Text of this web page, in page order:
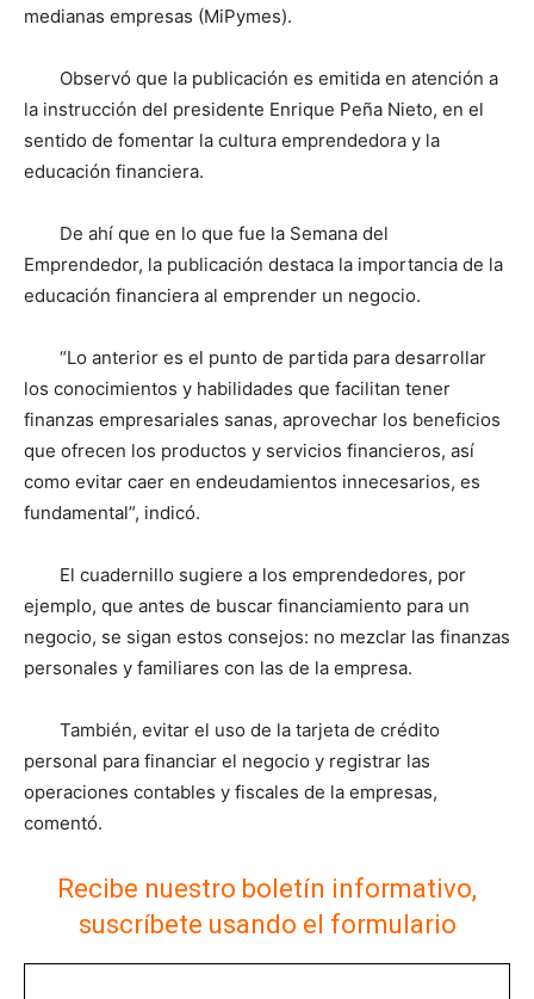
medianas empresas (MiPymes).
Observó que la publicación es emitida en atención a
la instrucción del presidente Enrique Peña Nieto, en el
sentido de fomentar la cultura emprendedora y la
educación financiera.
De ahí que en lo que fue la Semana del
Emprendedor, la publicación destaca la importancia de la
educación financiera al emprender un negocio.
“Lo anterior es el punto de partida para desarrollar
los conocimientos y habilidades que facilitan tener
finanzas empresariales sanas, aprovechar los beneficios
que ofrecen los productos y servicios financieros, así
como evitar caer en endeudamientos innecesarios, es
fundamental”, indicó.
El cuadernillo sugiere a los emprendedores, por
ejemplo, que antes de buscar financiamiento para un
negocio, se sigan estos consejos: no mezclar las finanzas
personales y familiares con las de la empresa.
También, evitar el uso de la tarjeta de crédito
personal para financiar el negocio y registrar las
operaciones contables y fiscales de la empresas,
comentó.
Recibe nuestro boletín informativo,
suscríbete usando el formulario